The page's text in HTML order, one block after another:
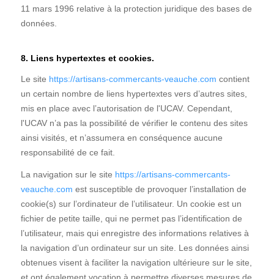
11 mars 1996 relative à la protection juridique des bases de
données.
8. Liens hypertextes et cookies.
Le site https://artisans-commercants-veauche.com contient
un certain nombre de liens hypertextes vers d’autres sites,
mis en place avec l’autorisation de l'UCAV. Cependant,
l'UCAV n’a pas la possibilité de vérifier le contenu des sites
ainsi visités, et n’assumera en conséquence aucune
responsabilité de ce fait.
La navigation sur le site https://artisans-commercants-
veauche.com est susceptible de provoquer l’installation de
cookie(s) sur l’ordinateur de l’utilisateur. Un cookie est un
fichier de petite taille, qui ne permet pas l’identification de
l’utilisateur, mais qui enregistre des informations relatives à
la navigation d’un ordinateur sur un site. Les données ainsi
obtenues visent à faciliter la navigation ultérieure sur le site,